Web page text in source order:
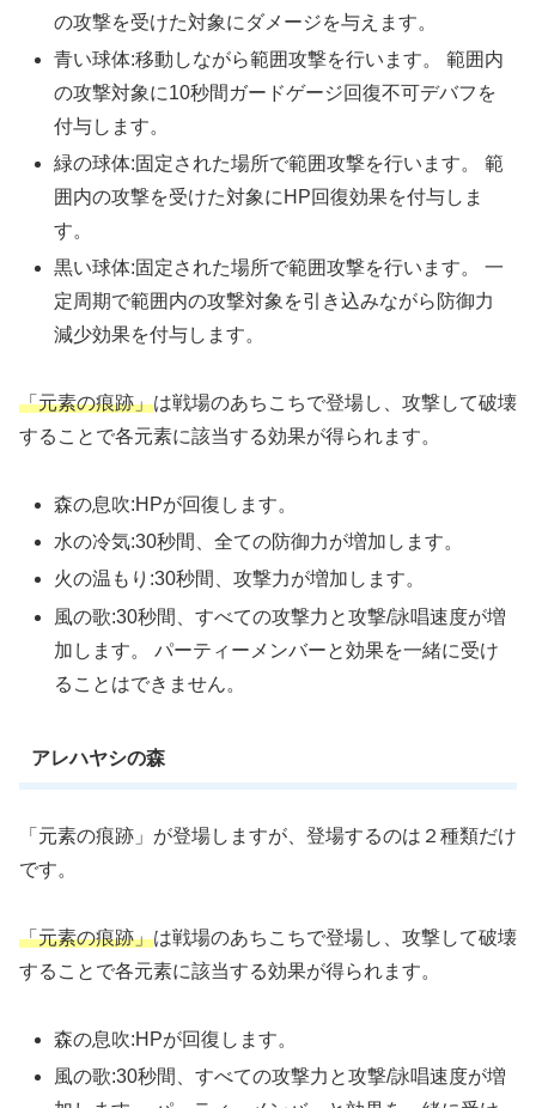
の攻撃を受けた対象にダメージを与えます。
青い球体:移動しながら範囲攻撃を行います。 範囲内
の攻撃対象に10秒間ガードゲージ回復不可デバフを
付与します。
緑の球体:固定された場所で範囲攻撃を行います。 範
囲内の攻撃を受けた対象にHP回復効果を付与しま
す。
黒い球体:固定された場所で範囲攻撃を行います。 一
定周期で範囲内の攻撃対象を引き込みながら防御力
減少効果を付与します。
「元素の痕跡」は戦場のあちこちで登場し、攻撃して破壊
することで各元素に該当する効果が得られます。
森の息吹:HPが回復します。
水の冷気:30秒間、全ての防御力が増加します。
火の温もり:30秒間、攻撃力が増加します。
風の歌:30秒間、すべての攻撃力と攻撃/詠唱速度が増
加します。 パーティーメンバーと効果を一緒に受け
ることはできません。
アレハヤシの森
「元素の痕跡」が登場しますが、登場するのは２種類だけ
です。
「元素の痕跡」は戦場のあちこちで登場し、攻撃して破壊
することで各元素に該当する効果が得られます。
森の息吹:HPが回復します。
風の歌:30秒間、すべての攻撃力と攻撃/詠唱速度が増